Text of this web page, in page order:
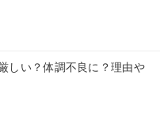
しい？体調不良に？理由や